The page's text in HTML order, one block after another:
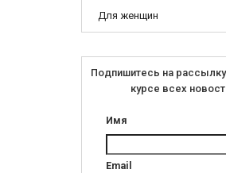
Для женщин
Подпишитесь на рассылку
курсе всех
Имя
Email